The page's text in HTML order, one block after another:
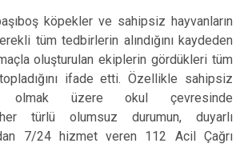
köpekler ve sahipsiz hayvanların
tüm tedbirlerin alındığını kaydeden
oluşturulan ekiplerin gördükleri tüm
ifade etti. Özellikle sahipsiz
olmak üzere okul çevresinde
her türlü olumsuz durumun, duyarlı
7/24 hizmet veren 112 Acil Çağrı